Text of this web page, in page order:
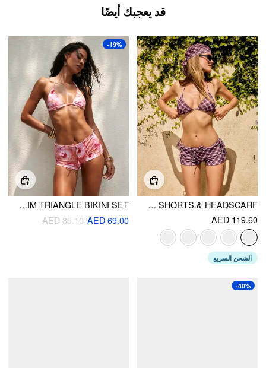
قد يعجبك أيضًا
HALTER NECKLINE CHECK KNOTTED TRIANGLE TIE SIDE BIKINI SET WITH COVER UP SHORTS & HEADSCARF
AED 119.60
الشحن السريع
-19%
HALTER FLORAL & LEOPARD LETTUCE TRIM TRIANGLE BIKINI SET
AED 69.00
AED 85.10
-40%